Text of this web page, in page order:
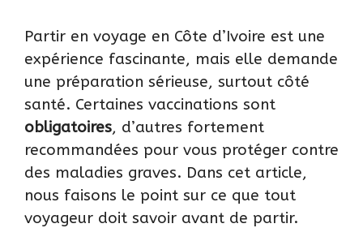
Partir en voyage en Côte d’Ivoire est une
expérience fascinante, mais elle demande
une préparation sérieuse, surtout côté
santé. Certaines vaccinations sont
obligatoires, d’autres fortement
recommandées pour vous protéger contre
des maladies graves. Dans cet article,
nous faisons le point sur ce que tout
voyageur doit savoir avant de partir.